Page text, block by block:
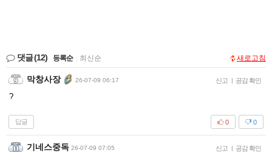
댓글(12) 등록순 최신순 새로고침
막창사장 26-07-09 06:17 신고 | 공감 확인
?
답글 0
0
기네스중독 26-07-09 07:05 신고 | 공감 확인